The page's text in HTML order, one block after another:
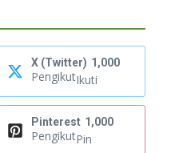
X (Twitter) 1,000
PengikutIkuti
Pinterest 1,000
PengikutPin